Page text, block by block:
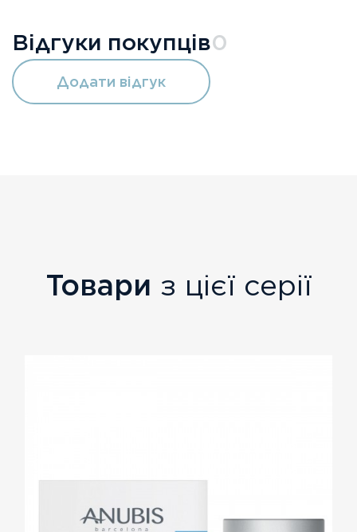
Відгуки покупців0
Додати відгук
Товари з цієї серії